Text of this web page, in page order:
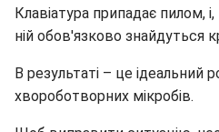
Клавіатура припадає пилом,
ній обов'язково знайдуться
В результаті – це ідеальний
хвороботворних мікробів.